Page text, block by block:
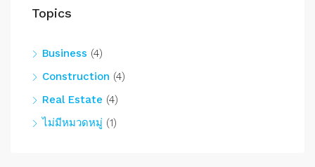
Topics
Business (4)
Construction (4)
Real Estate (4)
ไม่มีหมวดหมู่ (1)